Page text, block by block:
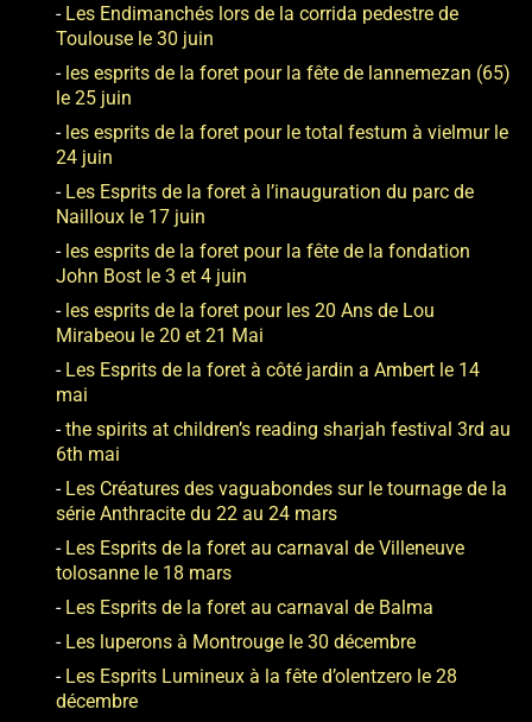
Les Endimanchés lors de la corrida pedestre de
Toulouse le 30 juin
les esprits de la foret pour la fête de lannemezan (65)
le 25 juin
les esprits de la foret pour le total festum à vielmur le
24 juin
Les Esprits de la foret à l’inauguration du parc de
Nailloux le 17 juin
les esprits de la foret pour la fête de la fondation
John Bost le 3 et 4 juin
les esprits de la foret pour les 20 Ans de Lou
Mirabeou le 20 et 21 Mai
Les Esprits de la foret à côté jardin a Ambert le 14
mai
the spirits at children’s reading sharjah festival 3rd au
6th mai
Les Créatures des vaguabondes sur le tournage de la
série Anthracite du 22 au 24 mars
Les Esprits de la foret au carnaval de Villeneuve
tolosanne le 18 mars
Les Esprits de la foret au carnaval de Balma
Les luperons à Montrouge le 30 décembre
Les Esprits Lumineux à la fête d’olentzero le 28
décembre